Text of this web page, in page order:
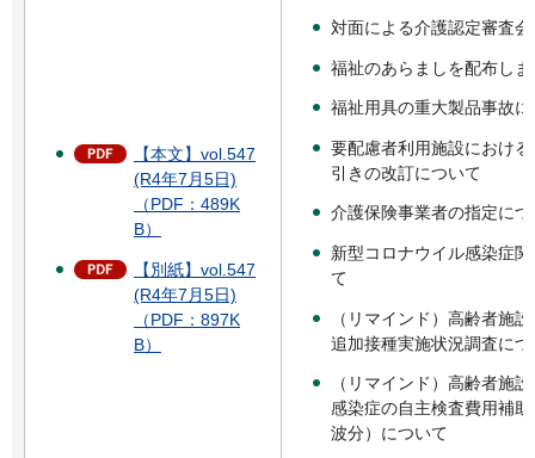
【本文】vol.547
(R4年7月5日)
（PDF：489K
B）
【別紙】vol.547
(R4年7月5日)
（PDF：897K
B）
対面による介護認定審査
福祉のあらましを配布しま
福祉用具の重大製品事故
要配慮者利用施設におけ
引きの改訂について
介護保険事業者の指定につ
新型コロナウイル感染症
て
（リマインド）高齢者施
追加接種実施状況調査につ
（リマインド）高齢者施
感染症の自主検査費用補
波分）について